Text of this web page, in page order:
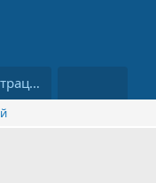
Информация
Регистрация